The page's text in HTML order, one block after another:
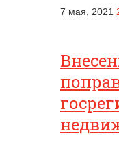
7 мая, 2021